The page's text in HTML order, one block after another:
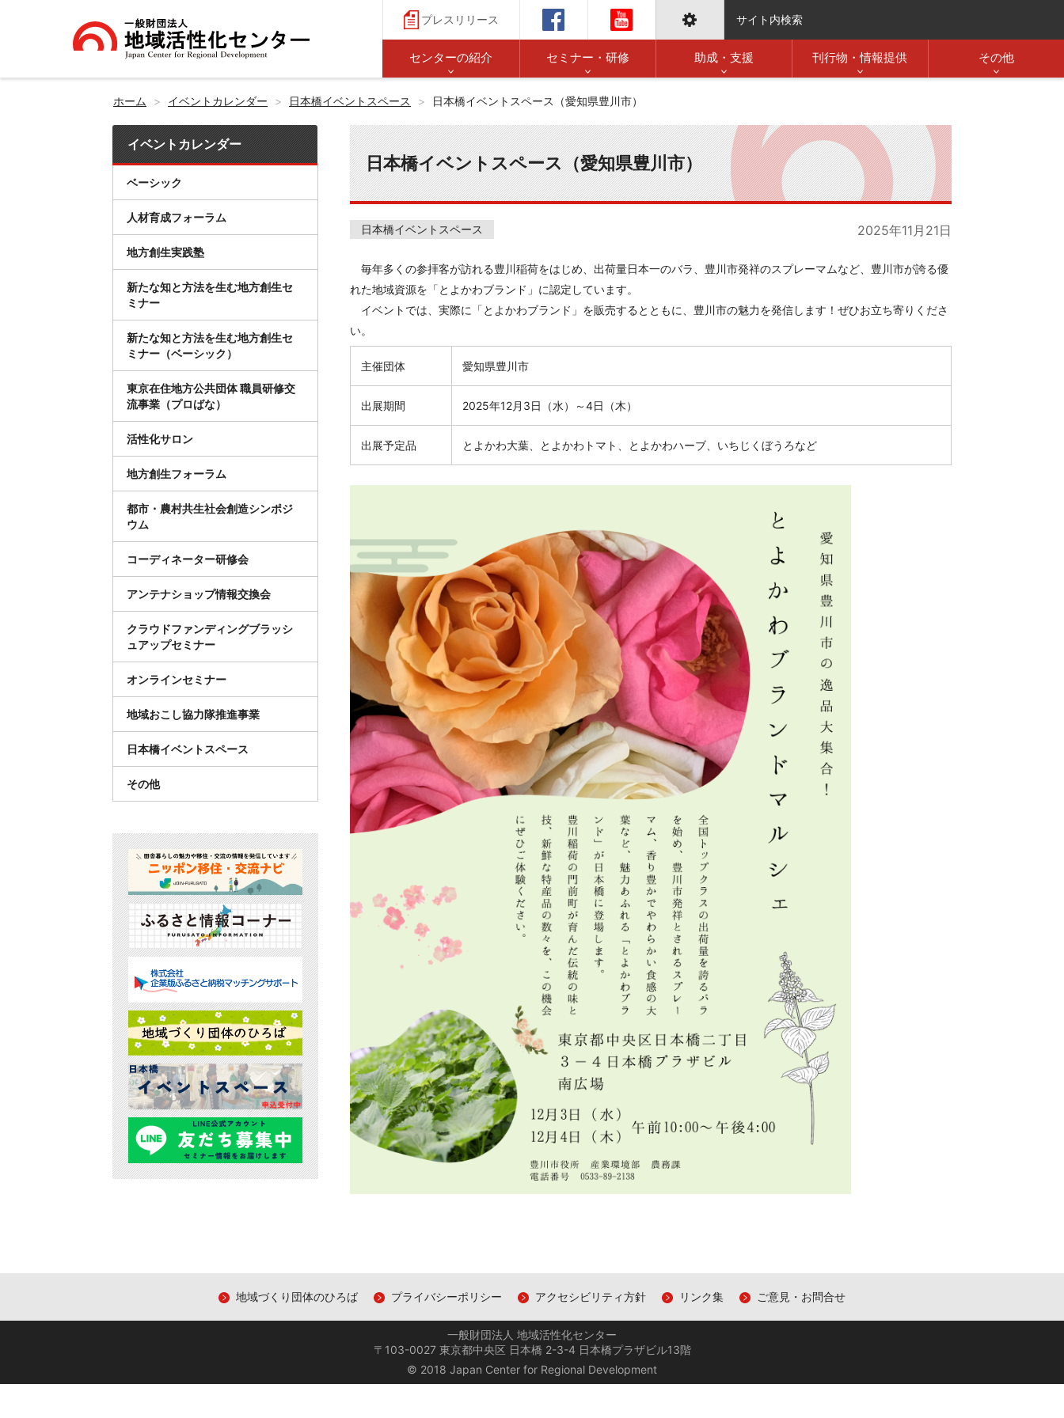
プレスリリース サイト内検索
センターの紹介 セミナー・研修 助成・支援 刊行物・情報提供 その他
ホーム イベントカレンダー 日本橋イベントスペース 日本橋イベントスペース（愛知県豊川市）
日本橋イベントスペース（愛知県豊川市）
日本橋イベントスペース 2025年11月21日
毎年多くの参拝客が訪れる豊川稲荷をはじめ、出荷量日本一のバラ、豊川市発祥のスプレーマムなど、豊川市が誇る優
れた地域資源を「とよかわブランド」に認定しています。
イベントでは、実際に「とよかわブランド」を販売するとともに、豊川市の魅力を発信します！ぜひお立ち寄りくださ
い。
主催団体 愛知県豊川市
出展期間 2025年12月3日（水）～4日（木）
出展予定品 とよかわ大葉、とよかわトマト、とよかわハーブ、いちじくぼうろなど
イベントカレンダー
ベーシック
人材育成フォーラム
地方創生実践塾
新たな知と方法を生む地方創生セ
ミナー
新たな知と方法を生む地方創生セ
ミナー（ベーシック）
東京在住地方公共団体 職員研修交
流事業（プロばな）
活性化サロン
地方創生フォーラム
都市・農村共生社会創造シンポジ
ウム
コーディネーター研修会
アンテナショップ情報交換会
クラウドファンディングブラッシ
ュアップセミナー
オンラインセミナー
地域おこし協力隊推進事業
日本橋イベントスペース
その他
地域づくり団体のひろば プライバシーポリシー アクセシビリティ方針 リンク集 ご意見・お問合せ
一般財団法人 地域活性化センター
〒103-0027 東京都中央区 日本橋 2-3-4 日本橋プラザビル13階
© 2018 Japan Center for Regional Development